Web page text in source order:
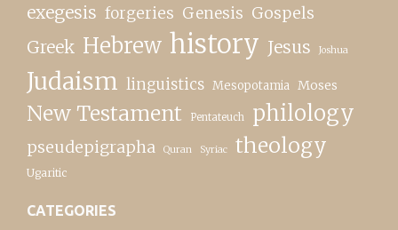
exegesis forgeries Genesis Gospels
Greek Hebrew history Jesus Joshua
Judaism linguistics Mesopotamia Moses
New Testament Pentateuch philology
pseudepigrapha Quran Syriac theology
Ugaritic
CATEGORIES